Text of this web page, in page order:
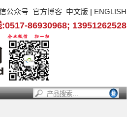
公众号 官方博客 中文版 | ENGLISH
86930968; 13951262528